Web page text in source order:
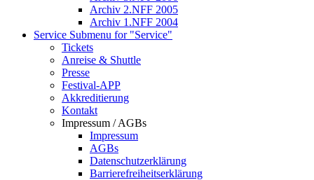
Archiv 2.NFF 2005
Archiv 1.NFF 2004
Service Submenu for "Service"
Tickets
Anreise & Shuttle
Presse
Festival-APP
Akkreditierung
Kontakt
Impressum / AGBs
Impressum
AGBs
Datenschutzerklärung
Barrierefreiheitserklärung